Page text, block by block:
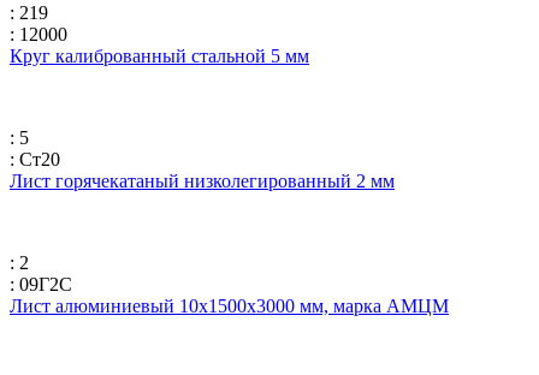
: 219
: 12000
Круг калиброванный стальной 5 мм
: 5
: Ст20
Лист горячекатаный низколегированный 2 мм
: 2
: 09Г2С
Лист алюминиевый 10х1500х3000 мм, марка АМЦМ